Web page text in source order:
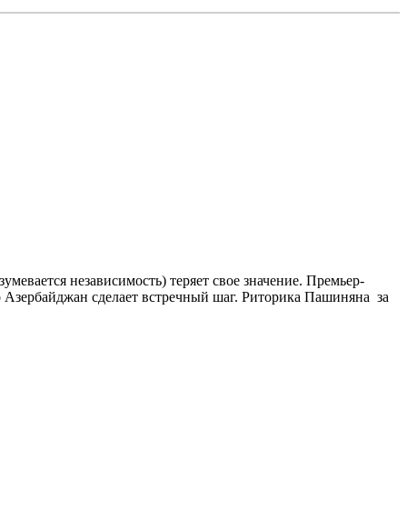
независимость) теряет свое значение. Премьер-
сделает встречный шаг. Риторика Пашиняна за